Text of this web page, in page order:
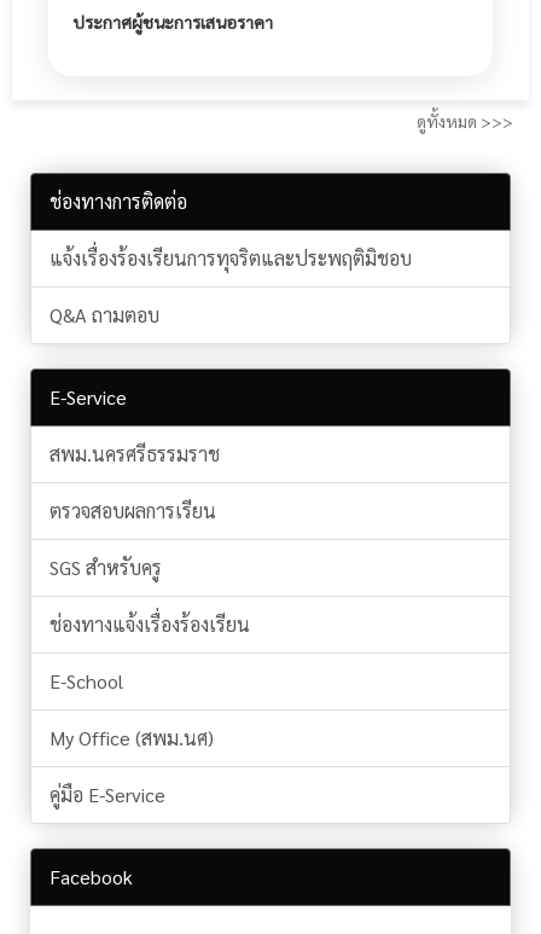
ประกาศผู้ชนะการเสนอราคา
ดูทั้งหมด >>>
ช่องทางการติดต่อ
แจ้งเรื่องร้องเรียนการทุจริตและประพฤติมิชอบ
Q&A ถามตอบ
E-Service
สพม.นครศรีธรรมราช
ตรวจสอบผลการเรียน
SGS สำหรับครู
ช่องทางแจ้งเรื่องร้องเรียน
E-School
My Office (สพม.นศ)
คู่มือ E-Service
Facebook